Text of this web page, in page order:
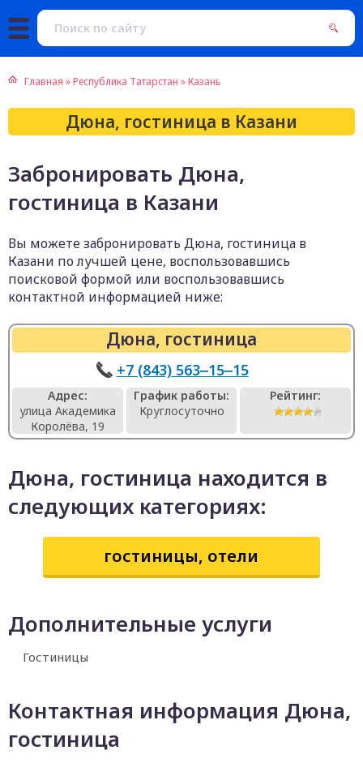
Главная »Республика Татарстан »Казань
Дюна, гостиница в Казани
Забронировать Дюна,
гостиница в Казани
Вы можете забронировать Дюна, гостиница в
Казани по лучшей цене, воспользовавшись
поисковой формой или воспользовавшись
контактной информацией ниже:
Дюна, гостиница
+7 (843) 563‒15‒15
Адрес:
улица Академика
Королёва, 19
График работы:
Круглосуточно
Рейтинг:
Дюна, гостиница находится в
следующих категориях:
гостиницы, отели
Дополнительные услуги
Гостиницы
Контактная информация Дюна,
гостиница